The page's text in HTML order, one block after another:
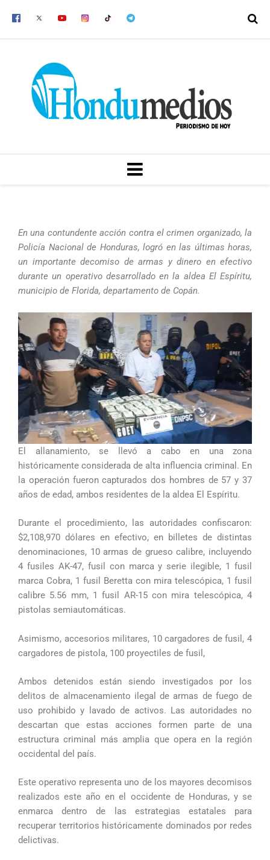
MENU
En una contundente acción contra el crimen organizado, la
Policía Nacional de Honduras, logró en las últimas horas,
un importante decomiso de armas y dinero en efectivo
durante un operativo desarrollado en la aldea El Espíritu,
municipio de Florida, departamento de Copán.
El allanamiento, se llevó a cabo en una zona
históricamente considerada de alta influencia criminal. En
la operación fueron capturados dos hombres de 57 y 37
años de edad, ambos residentes de la aldea El Espíritu.
Durante el procedimiento, las autoridades confiscaron:
$2,108,970 dólares en efectivo, en billetes de distintas
denominaciones, 10 armas de grueso calibre, incluyendo
4 fusiles AK-47, fusil con marca y serie ilegible, 1 fusil
marca Cobra, 1 fusil Beretta con mira telescópica, 1 fusil
calibre 5.56 mm, 1 fusil AR-15 con mira telescópica, 4
pistolas semiautomáticas.
Asimismo, accesorios militares, 10 cargadores de fusil, 4
cargadores de pistola, 100 proyectiles de fusil,
Ambos detenidos están siendo investigados por los
delitos de almacenamiento ilegal de armas de fuego de
uso prohibido y lavado de activos. Las autoridades no
descartan que estas acciones formen parte de una
estructura criminal más amplia que opera en la región
occidental del país.
Este operativo representa uno de los mayores decomisos
realizados este año en el occidente de Honduras, y se
enmarca dentro de las estrategias estatales para
recuperar territorios históricamente dominados por redes
delictivas.